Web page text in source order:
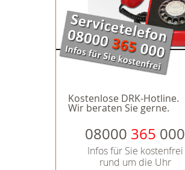
Kostenlose DRK-Hotline.
Wir beraten Sie gerne.
08000 365 000
Infos für Sie kostenfrei
rund um die Uhr